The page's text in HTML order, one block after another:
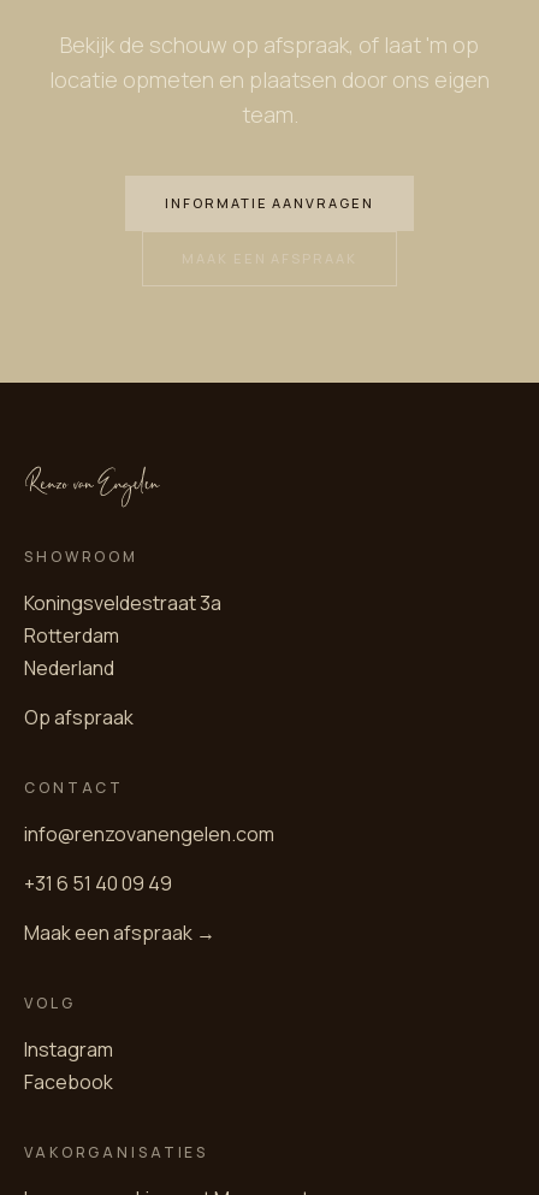
Bekijk de schouw op afspraak, of laat 'm op
locatie opmeten en plaatsen door ons eigen
team.
INFORMATIE AANVRAGEN
MAAK EEN AFSPRAAK
SHOWROOM
Koningsveldestraat 3a
Rotterdam
Nederland
Op afspraak
CONTACT
info@renzovanengelen.com
+31 6 51 40 09 49
Maak een afspraak →
VOLG
Instagram
Facebook
VAKORGANISATIES